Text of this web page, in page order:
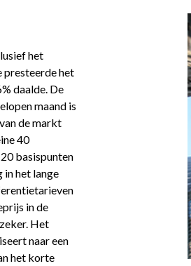
het
presteerde het
daalde. De
maand is
de markt
40
basispunten
in het lange
in de
Het
naar een
het korte